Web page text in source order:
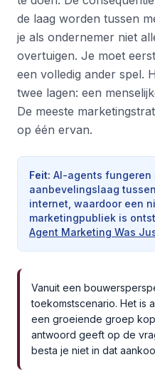
de laag worden tussen
je als ondernemer niet
overtuigen. Je moet
een volledig ander spel.
twee lagen: een
De meeste
op één ervan.
Feit: AI-agents fungeren
aanbevelingslaag
internet, waardoor een
marketingpubliek is
Agent Marketing Was
Vanuit een
toekomstscenario. Het is
een groeiende groep
antwoord geeft op de
besta je niet in dat